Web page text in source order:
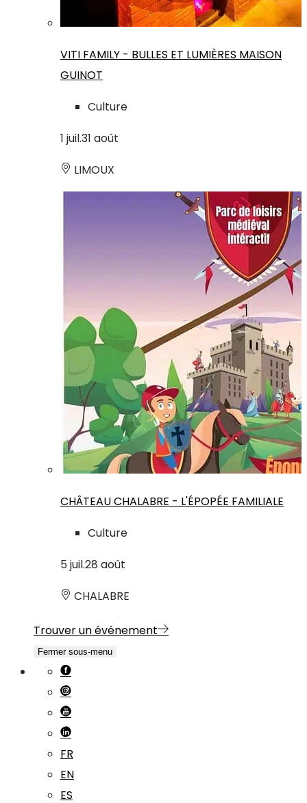
VITI FAMILY - BULLES ET LUMIÈRES MAISON
GUINOT
Culture
1 juil.31 août
LIMOUX
CHÂTEAU CHALABRE - L'ÉPOPÉE FAMILIALE
Culture
5 juil.28 août
CHALABRE
Trouver un événement
Fermer sous-menu
FR
EN
ES